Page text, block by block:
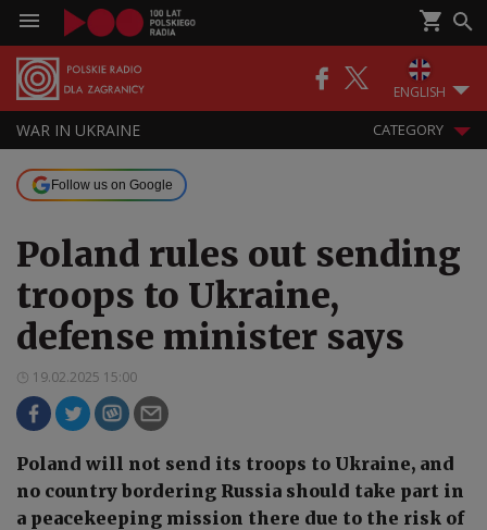
ENGLISH
WAR IN UKRAINE CATEGORY
Follow us on Google
Poland rules out sending
troops to Ukraine,
defense minister says
19.02.2025 15:00
Poland will not send its troops to Ukraine, and
no country bordering Russia should take part in
a peacekeeping mission there due to the risk of